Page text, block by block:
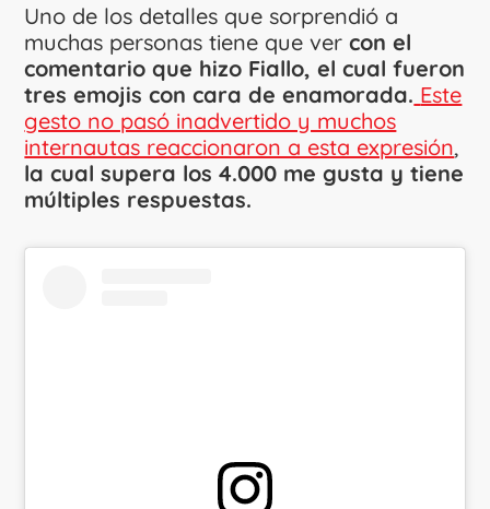
Uno de los detalles que sorprendió a
muchas personas tiene que vercon el
comentario que hizo Fiallo, el cual fueron
tres emojis con cara de enamorada. Este
gesto no pasó inadvertido y muchos
internautas reaccionaron a esta expresión,
la cual supera los 4.000 me gusta y tiene
múltiples respuestas.